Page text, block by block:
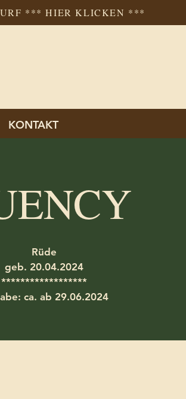
*** HIER KLICKEN ***
KONTAKT
Rüde
geb. 20.04.2024
******************
ca. ab 29.06.2024